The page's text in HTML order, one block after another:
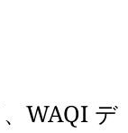
WAQI デ